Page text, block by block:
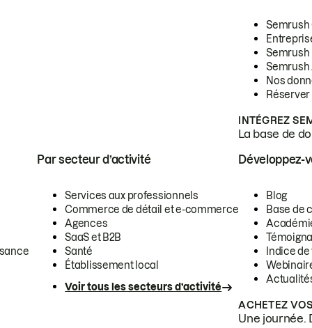
Semrush
Semrush
Semrush
Nos
INTÉGREZ
La base de
Par secteur d’activité
Services aux professionnels
Commerce de détail et e-commerce
Agences
SaaS et B2B
Santé
Établissement local
Voir tous les secteurs d’activité
Développez-
Blog
Base de
Indice
ACHETEZ
Une journée.